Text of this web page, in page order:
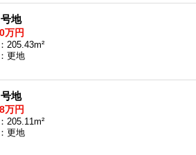
地
万円
205.43m²
更地
地
万円
205.11m²
更地